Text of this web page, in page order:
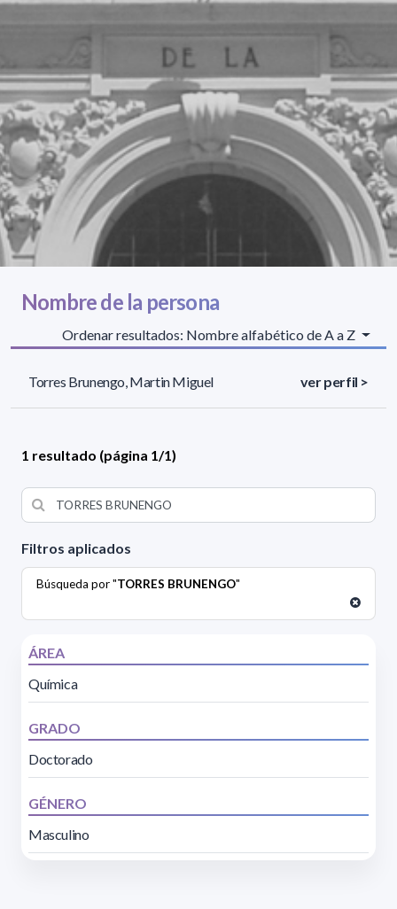
Filtros aplicados
Búsqueda por "TORRES BRUNENGO"
ÁREA
Química
GRADO
Doctorado
GÉNERO
Masculino
Nombre de la persona
Ordenar resultados: Nombre alfabético de A a Z
Torres Brunengo, Martin Miguel ver perfil >
1 resultado (página 1/1)